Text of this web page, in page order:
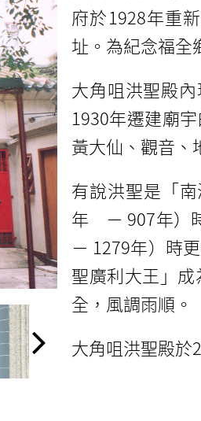
府於1928年重
址。為紀念福全
大角咀洪聖殿
1930年遷建廟
黃大仙、觀音、
有說洪聖是「
年 － 907年）
－ 1279年）時
聖廣利大王」
全，風調雨順。
大角咀洪聖殿於